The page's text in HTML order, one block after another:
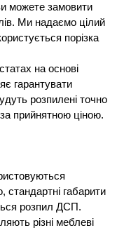
можете замовити
Ми надаємо цілий
порізка
на основі
гарантувати
розпилені точно
прийнятною ціною.
стандартні габарити
розпил ДСП.
різні меблеві